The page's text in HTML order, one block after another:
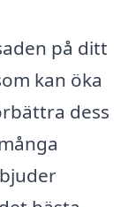
på ditt
kan öka
dess